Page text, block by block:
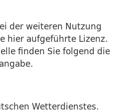
der weiteren Nutzung
hier aufgeführte Lizenz.
finden Sie folgend die
Wetterdienstes.